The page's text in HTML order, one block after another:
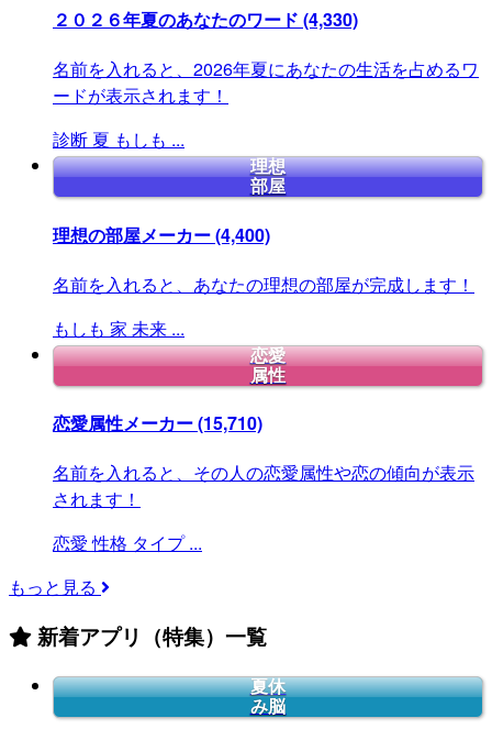
２０２６年夏のあなたのワード (4,330)
名前を入れると、2026年夏にあなたの生活を占めるワ
ードが表示されます！
診断 夏 もしも ...
理想
部屋
理想の部屋メーカー(4,400)
名前を入れると、あなたの理想の部屋が完成します！
もしも 家 未来 ...
恋愛
属性
恋愛属性メーカー(15,710)
名前を入れると、その人の恋愛属性や恋の傾向が表示
されます！
恋愛 性格 タイプ ...
もっと見る
新着アプリ（特集）一覧
夏休
み脳